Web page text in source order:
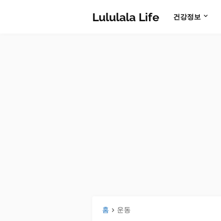
Lululala Life 건강정보
홈 운동